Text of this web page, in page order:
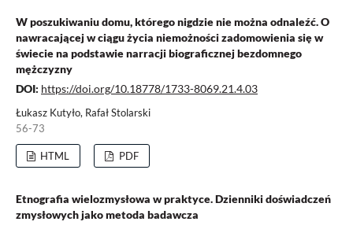
W poszukiwaniu domu, którego nigdzie nie można odnaleźć. O
nawracającej w ciągu życia niemożności zadomowienia się w
świecie na podstawie narracji biograficznej bezdomnego
mężczyzny
DOI: https://doi.org/10.18778/1733-8069.21.4.03
Łukasz Kutyło, Rafał Stolarski
56-73
HTML PDF
Etnografia wielozmysłowa w praktyce. Dzienniki doświadczeń
zmysłowych jako metoda badawcza